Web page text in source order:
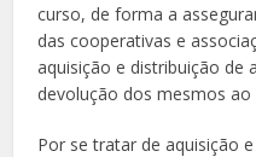
curso, de forma a
das cooperativas e
aquisição e distribuição de
devolução dos mesmos
Por se tratar de aquisição